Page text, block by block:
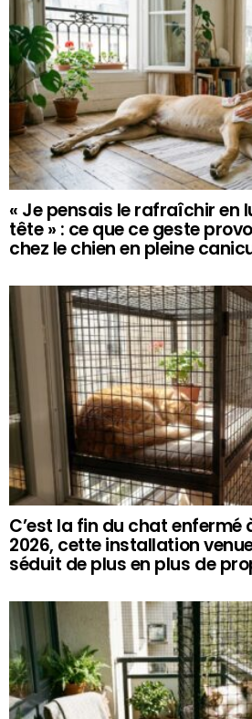
« Je pensais le rafraîchir en
tête » : ce que ce geste
chez le chien en pleine
C’est la fin du chat enfermé
2026, cette installation
séduit de plus en plus de